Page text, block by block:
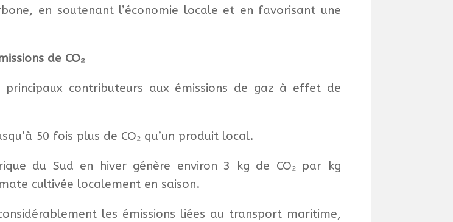
en soutenant l’économie locale et en favorisant une
de CO₂
principaux contributeurs aux émissions de gaz à effet de
50 fois plus de CO₂ qu’un produit local.
du Sud en hiver génère environ 3 kg de CO₂ par kg
cultivée localement en saison.
les émissions liées au transport maritime,